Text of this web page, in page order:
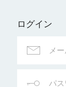
ログイン